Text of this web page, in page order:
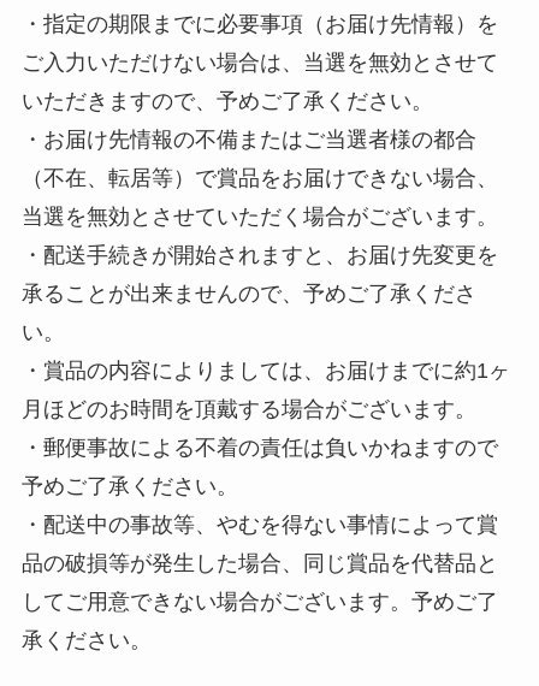
・指定の期限までに必要事項（お届け先情報）を
ご入力いただけない場合は、当選を無効とさせて
いただきますので、予めご了承ください。
・お届け先情報の不備またはご当選者様の都合
（不在、転居等）で賞品をお届けできない場合、
当選を無効とさせていただく場合がございます。
・配送手続きが開始されますと、お届け先変更を
承ることが出来ませんので、予めご了承くださ
い。
・賞品の内容によりましては、お届けまでに約1ヶ
月ほどのお時間を頂戴する場合がございます。
・郵便事故による不着の責任は負いかねますので
予めご了承ください。
・配送中の事故等、やむを得ない事情によって賞
品の破損等が発生した場合、同じ賞品を代替品と
してご用意できない場合がございます。予めご了
承ください。